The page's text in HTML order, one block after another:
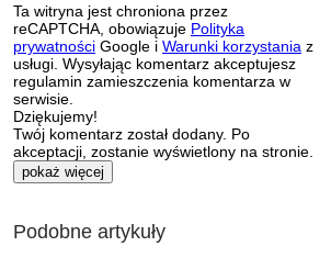
Ta witryna jest chroniona przez
reCAPTCHA, obowiązuje Polityka
prywatności Google i Warunki korzystania z
usługi. Wysyłając komentarz akceptujesz
regulamin zamieszczenia komentarza w
serwisie.
Dziękujemy!
Twój komentarz został dodany. Po
akceptacji, zostanie wyświetlony na stronie.
pokaż więcej
Podobne artykuły